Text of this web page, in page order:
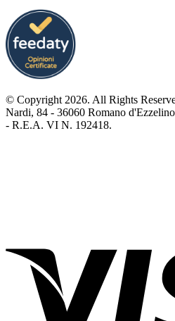
© Copyright 2026. All Rights
Nardi, 84 - 36060 Romano
- R.E.A. VI N. 192418.